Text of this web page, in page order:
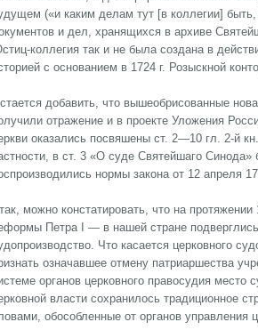
(«и каким делам тут [в коллегии]
и дел, хранящихся в архиве
коллегия так и не была создана в
с основанием в 1724 г. Розыскной
добавить, что вышеобрисованные
отражение и в проекте Уложения
оказались посвяшены ст. 2—10 гл. 2-й
в ст. 3 «О суде Святейшаго
нормы закона от 12 апреля
можно констатировать, что на
Петра I — в нашей стране подверглись
Что касается церковного
означавшее отмену патриаршества
органов церковного правосудия
власти сохранилось традиционное
обособленные от органов